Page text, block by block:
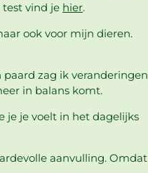
vind je hier.
ook voor mijn dieren.
zag ik veranderingen
in balans komt.
je je voelt in het dagelijks
aanvulling. Omdat